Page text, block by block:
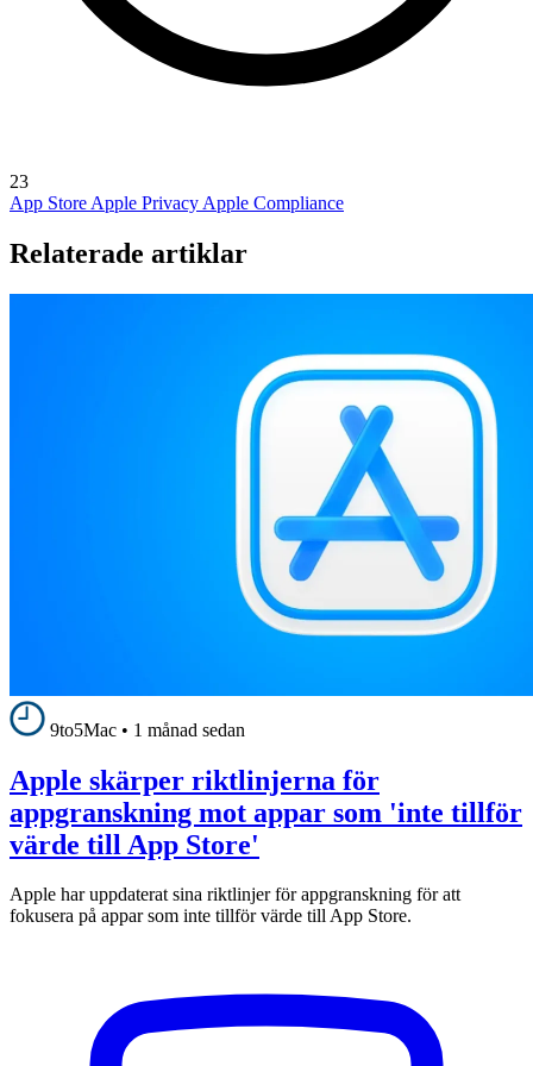
23
App Store Apple Privacy Apple Compliance
Relaterade artiklar
9to5Mac • 1 månad sedan
Apple skärper riktlinjerna för
appgranskning mot appar som 'inte tillför
värde till App Store'
Apple har uppdaterat sina riktlinjer för appgranskning för att
fokusera på appar som inte tillför värde till App Store.